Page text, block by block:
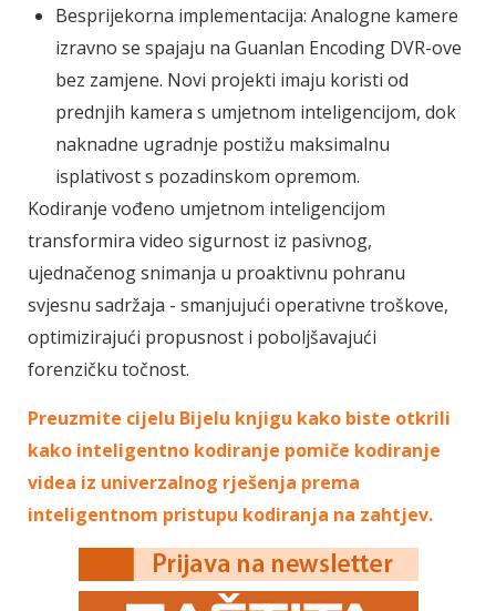
Besprijekorna implementacija: Analogne kamere
izravno se spajaju na Guanlan Encoding DVR-ove
bez zamjene. Novi projekti imaju koristi od
prednjih kamera s umjetnom inteligencijom, dok
naknadne ugradnje postižu maksimalnu
isplativost s pozadinskom opremom.
Kodiranje vođeno umjetnom inteligencijom
transformira video sigurnost iz pasivnog,
ujednačenog snimanja u proaktivnu pohranu
svjesnu sadržaja - smanjujući operativne troškove,
optimizirajući propusnost i poboljšavajući
forenzičku točnost.
Preuzmite cijelu Bijelu knjigu kako biste otkrili
kako inteligentno kodiranje pomiče kodiranje
videa iz univerzalnog rješenja prema
inteligentnom pristupu kodiranja na zahtjev.